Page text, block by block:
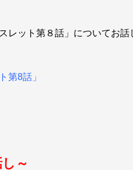
レット第８話」についてお話
第8話」
～